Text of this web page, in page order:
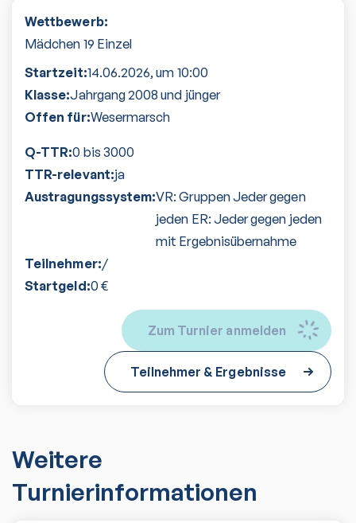
Wettbewerb:
Mädchen 19 Einzel
Startzeit:14.06.2026, um 10:00
Klasse:Jahrgang 2008 und jünger
Offen für:Wesermarsch
Q-TTR:0 bis 3000
TTR-relevant:ja
Austragungssystem:VR: Gruppen Jeder gegen
jeden ER: Jeder gegen jeden
mit Ergebnisübernahme
Teilnehmer:/
Startgeld:0 €
Zum Turnier anmelden
Teilnehmer & Ergebnisse
Weitere
Turnierinformationen